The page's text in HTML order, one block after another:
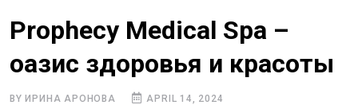
Prophecy Medical Spa –
оазис здоровья и красоты
BY ИРИНА АРОНОВА
APRIL 14, 2024